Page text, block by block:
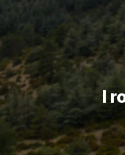
I